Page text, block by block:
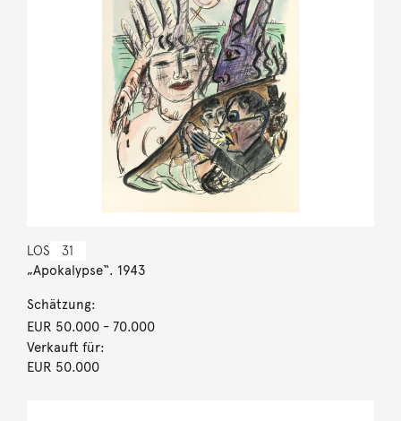
LOS 31
„Apokalypse“. 1943
Schätzung:
EUR 50.000- 70.000
Verkauft für:
EUR 50.000